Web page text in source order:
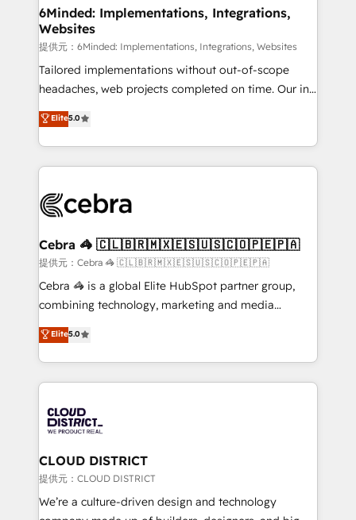
from other CRMs to HubSpot without data loss or
downtime. 🔹 RevOps Strategy: Align teams,
processes, and data to drive revenue efficiency. 🔹
Integrations: Connect HubSpot with your tech stack
for better adoption. 🔹 Custom Solutions: Build
SOC 2 Type II and ISO 27001 certified, reinforcing
our commitment to data security and compliance. At
6Minded: Implementations, Integrations,
Websites
提供元：6Minded: Implementations, Integrations, Websites
Tailored implementations without out-of-scope
headaches, web projects completed on time. Our in-
house team of certified CRM architects, experts,
developers, designers, and marketers handles all
aspects of your HubSpot. ✨ 400+ global clients ✨
100+ seamless migrations from 15+ different CRMs
implementations, and 5,000+ pages ✨ CS: Clients
CS: 245% organic growth & +751% new visitors for a
full-funnel HubSpot project ✨ CS: 415% conversion
boost with a new HubSpot site Recognized leaders:
🏆 HubSpot Platform Migration Impact Award 🏆
Inbound Campaign of the Year 🏆 Gold AVA Digital
Award for Best Website 🌟 Accreditations: CRM
Elite5.0
Cebra 🦓 🇨🇱🇧🇷🇲🇽🇪🇸🇺🇸🇨🇴🇵🇪🇵🇦
提供元：Cebra 🦓 🇨🇱🇧🇷🇲🇽🇪🇸🇺🇸🇨🇴🇵🇪🇵🇦
Cebra 🦓 is a global Elite HubSpot partner group,
combining technology, marketing and media
expertise across Latin America and Southern
Europe, with teams across 7 countries. Born in Chile,
we combine local insight with international reach to
help businesses grow through technology, creativity,
500+ HubSpot implementations, building end-to-
end solutions that integrate CRM, AI automation,
inbound and loop marketing, content, and digital
creativity. Our multicultural team works in Spanish,
Portuguese, and English to design scalable strategies
that drive measurable growth. 🌎 Highlights: • 10+
Elite5.0
CLOUD DISTRICT
提供元：CLOUD DISTRICT
We’re a culture-driven design and technology